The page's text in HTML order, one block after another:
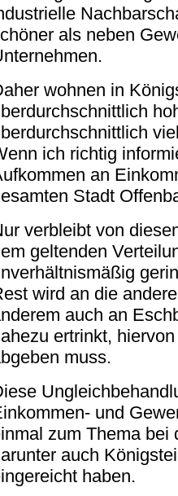
als neben
wohnen in
ich richtig
an
Stadt
verbleibt von
geltenden
wird an die
auch an
ertrinkt,
muss.
und
zum Thema bei
auch
haben.